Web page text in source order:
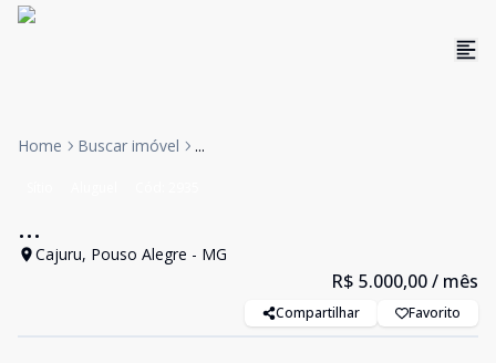
Home Buscar imóvel ...
...
Cajuru, Pouso Alegre - MG
R$ 5.000,00/ mês
Compartilhar Favorito